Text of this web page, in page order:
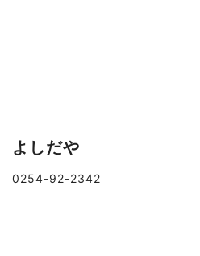
よしだや
0254-92-2342